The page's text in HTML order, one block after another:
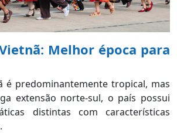
Melhor época para
é predominantemente tropical, mas
extensão norte-sul, o país possui
distintas com características